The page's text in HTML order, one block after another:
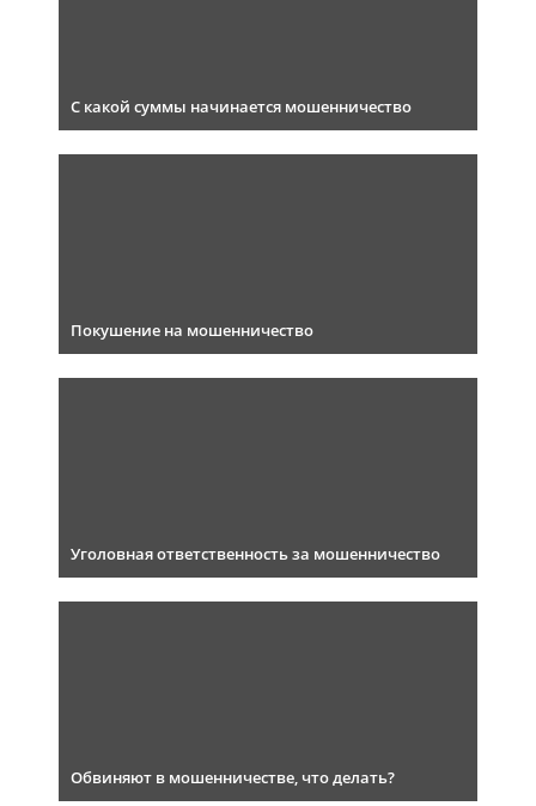
С какой суммы начинается мошенничество
Покушение на мошенничество
Уголовная ответственность за мошенничество
Обвиняют в мошенничестве, что делать?